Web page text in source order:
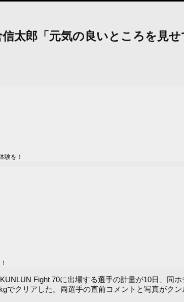
太郎「元気の良いところを見
験を！
Fight 70に出場する選手の計量が10日、同
クリアした。両選手の直前コメントと写真がクン